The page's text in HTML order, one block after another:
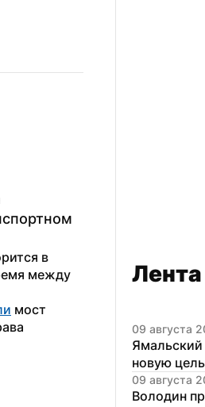
в
между
мост
09 августа
новую цель
09 августа
Володин